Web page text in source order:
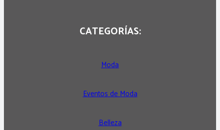
CATEGORÍAS:
Moda
Eventos de Moda
Belleza